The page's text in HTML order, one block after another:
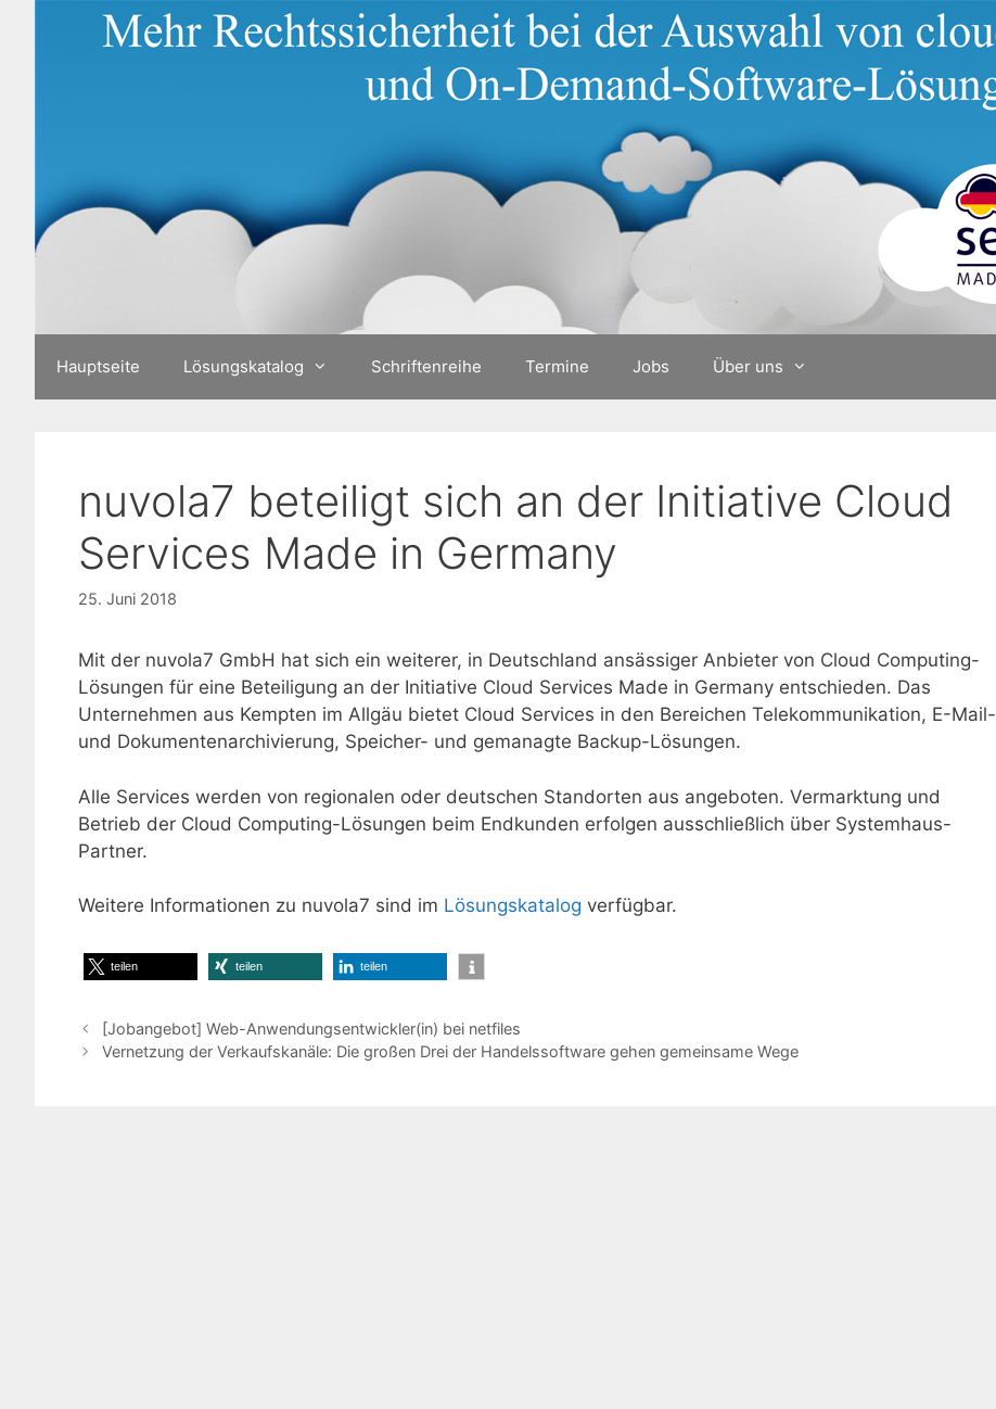
Hauptseite Lösungskatalog Schriftenreihe Termine Jobs Über uns
nuvola7 beteiligt sich an der Initiative Cloud
Services Made in Germany
25. Juni 2018
Mit der nuvola7 GmbH hat sich ein weiterer, in Deutschland ansässiger Anbieter von Cloud Computing-
Lösungen für eine Beteiligung an der Initiative Cloud Services Made in Germany entschieden. Das
Unternehmen aus Kempten im Allgäu bietet Cloud Services in den Bereichen Telekommunikation, E-Mail-
und Dokumentenarchivierung, Speicher- und gemanagte Backup-Lösungen.
Alle Services werden von regionalen oder deutschen Standorten aus angeboten. Vermarktung und
Betrieb der Cloud Computing-Lösungen beim Endkunden erfolgen ausschließlich über Systemhaus-
Partner.
Weitere Informationen zu nuvola7 sind im Lösungskatalog verfügbar.
teilen teilen teilen
[Jobangebot] Web-Anwendungsentwickler(in) bei netfiles
Vernetzung der Verkaufskanäle: Die großen Drei der Handelssoftware gehen gemeinsame Wege